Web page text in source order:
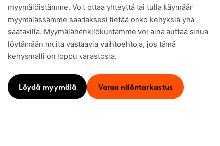
myymälöistämme. Voit ottaa yhteyttä tai tulla käymään
myymälässämme saadaksesi tietää onko kehyksiä yhä
saatavilla. Myymälähenkilökuntamme voi aina auttaa sinua
löytämään muita vastaavia vaihtoehtoja, jos tämä
kehysmalli on loppu varastosta.
Löydä myymälä Varaa näöntarkastus